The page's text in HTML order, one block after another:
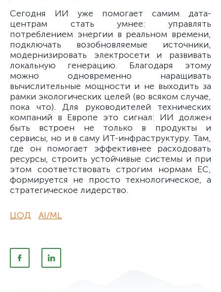
Сегодня ИИ уже помогает самим дата-
центрам стать умнее: управлять
потреблением энергии в реальном времени,
подключать возобновляемые источники,
модернизировать электросети и развивать
локальную генерацию. Благодаря этому
можно одновременно наращивать
вычислительные мощности и не выходить за
рамки экологических целей (во всяком случае,
пока что). Для руководителей технических
компаний в Европе это сигнал: ИИ должен
быть встроен не только в продукты и
сервисы, но и в саму ИТ-инфраструктуру. Там,
где он помогает эффективнее расходовать
ресурсы, строить устойчивые системы и при
этом соответствовать строгим нормам ЕС,
формируется не просто технологическое, а
стратегическое лидерство.
ЦОД AI/ML